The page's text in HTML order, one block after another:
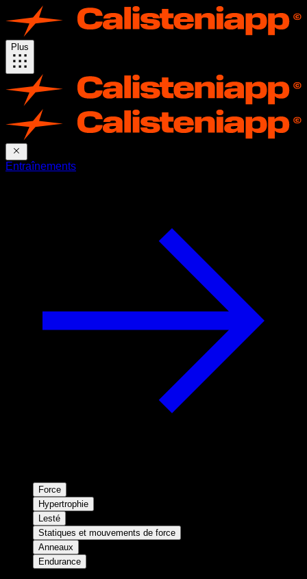
Plus
Entraînements
Force
Hypertrophie
Lesté
Statiques et mouvements de force
Anneaux
Endurance